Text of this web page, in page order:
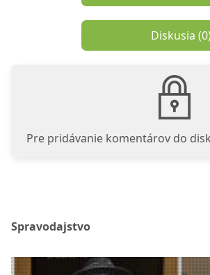
Diskusia (0
Pre pridávanie komentárov do
Spravodajstvo